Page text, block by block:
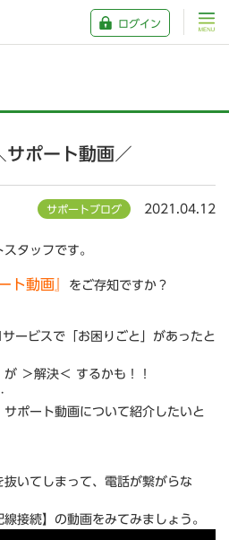
ログイン
ポート動画／
サポートブログ 2021.04.12
タッフです。
ト動画』 をご存知ですか？
ービスで「お困りごと」があったと
＞解決＜ するかも！！
ポート動画について紹介したいと
抜いてしまって、電話が繋がらな
接続】の動画をみてみましょう。